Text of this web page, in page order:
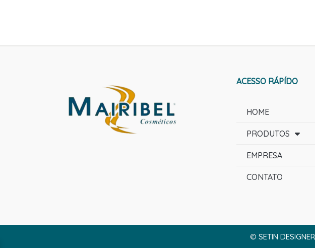
ACESSO RÁPÍDO
HOME
PRODUTOS
EMPRESA
CONTATO
© SETIN DESIGNER